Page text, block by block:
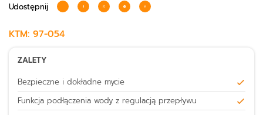
Udostępnij
KTM: 97-054
ZALETY
Bezpieczne i dokładne mycie
Funkcja podłączenia wody z regulacją przepływu